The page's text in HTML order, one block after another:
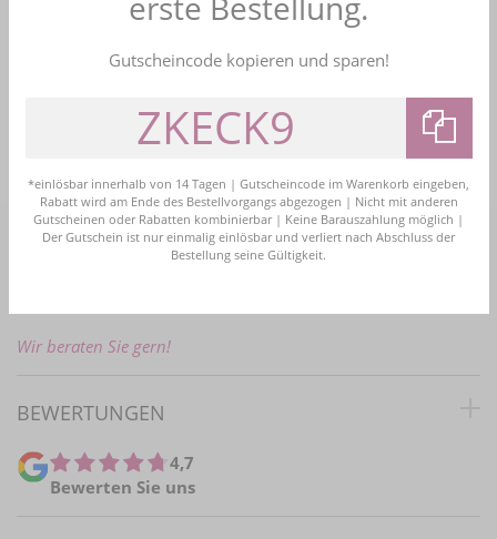
Kauf auf Rechnung
Bezahlen Sie bequem nach Erhalt der Ware
info@brautschmuck24.com
PERSÖNLICHE BERATUNG
Wir beraten Sie gern!
BEWERTUNGEN
4,7
Bewerten Sie uns
Gutscheincode kopieren und sparen!
*einlösbar innerhalb von 14 Tagen | Gutscheincode im Warenkorb eingeben,
Rabatt wird am Ende des Bestellvorgangs abgezogen | Nicht mit anderen
Gutscheinen oder Rabatten kombinierbar | Keine Barauszahlung möglich |
Der Gutschein ist nur einmalig einlösbar und verliert nach Abschluss der
Bestellung seine Gültigkeit.